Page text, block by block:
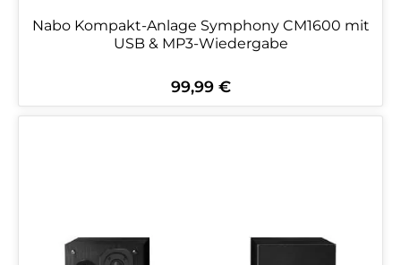
Nabo Kompakt-Anlage Symphony CM1600 mit
USB & MP3-Wiedergabe
Regulärer Preis:
99,99 €